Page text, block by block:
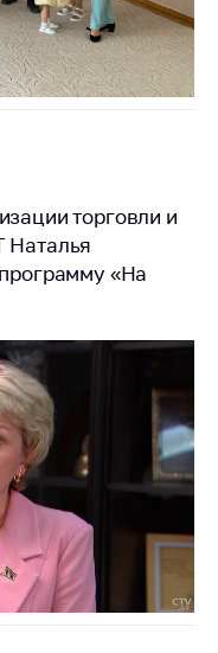
торговли и
Наталья
«На